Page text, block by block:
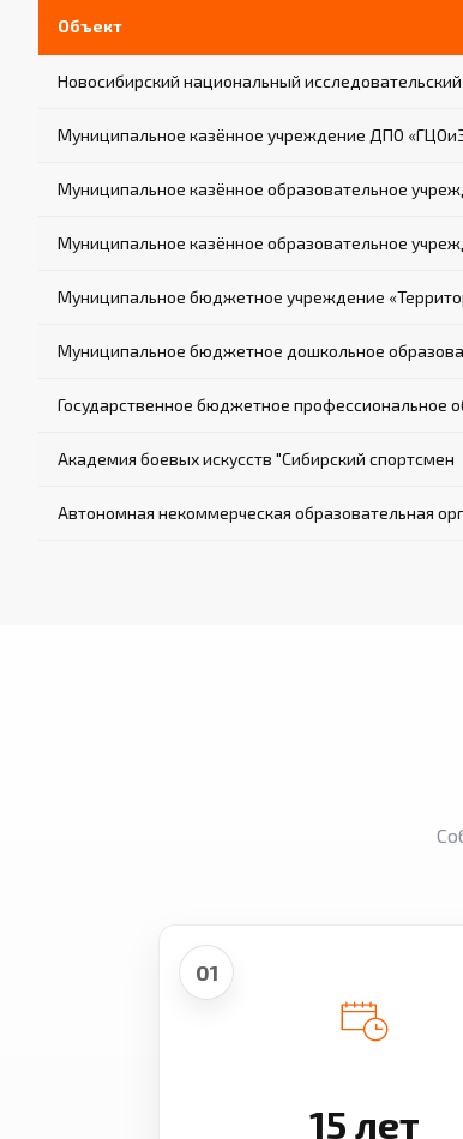
Объект
Новосибирский национальный
Муниципальное казённое учреждение ДПО
Муниципальное казённое образовательное
Муниципальное казённое образовательное
Муниципальное бюджетное учреждение
Муниципальное бюджетное дошкольное
Государственное бюджетное профессиональное
Академия боевых искусств "Сибирский спортсмен
Автономная некоммерческая образовательная
01
15 лет